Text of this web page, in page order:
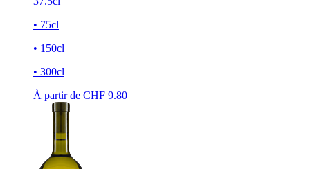
• 75cl
• 150cl
• 300cl
À partir de CHF 9.80